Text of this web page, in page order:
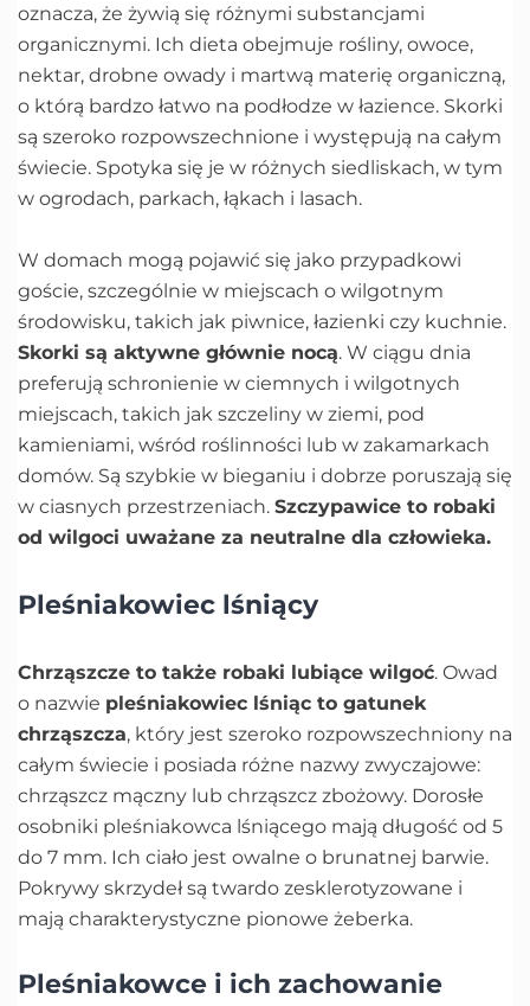
oznacza, że żywią się różnymi substancjami
organicznymi. Ich dieta obejmuje rośliny, owoce,
nektar, drobne owady i martwą materię organiczną,
o którą bardzo łatwo na podłodze w łazience. Skorki
są szeroko rozpowszechnione i występują na całym
świecie. Spotyka się je w różnych siedliskach, w tym
w ogrodach, parkach, łąkach i lasach.
W domach mogą pojawić się jako przypadkowi
goście, szczególnie w miejscach o wilgotnym
środowisku, takich jak piwnice, łazienki czy kuchnie.
Skorki są aktywne głównie nocą. W ciągu dnia
preferują schronienie w ciemnych i wilgotnych
miejscach, takich jak szczeliny w ziemi, pod
kamieniami, wśród roślinności lub w zakamarkach
domów. Są szybkie w bieganiu i dobrze poruszają się
w ciasnych przestrzeniach. Szczypawice to robaki
od wilgoci uważane za neutralne dla człowieka.
Pleśniakowiec lśniący
Chrząszcze to także robaki lubiące wilgoć. Owad
o nazwie pleśniakowiec lśniąc to gatunek
chrząszcza, który jest szeroko rozpowszechniony na
całym świecie i posiada różne nazwy zwyczajowe:
chrząszcz mączny lub chrząszcz zbożowy. Dorosłe
osobniki pleśniakowca lśniącego mają długość od 5
do 7 mm. Ich ciało jest owalne o brunatnej barwie.
Pokrywy skrzydeł są twardo zesklerotyzowane i
mają charakterystyczne pionowe żeberka.
Pleśniakowce i ich zachowanie